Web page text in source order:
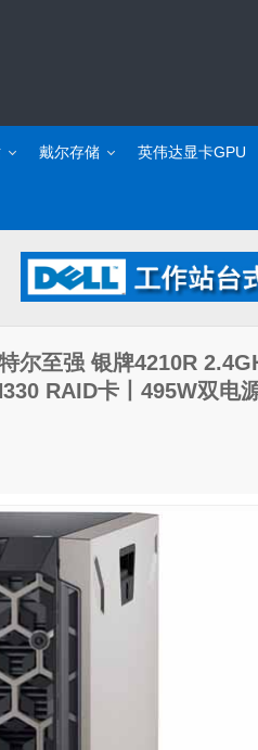
戴尔存储 英伟达显卡GPU
尔至强 银牌4210R
RAID卡丨495W双电源